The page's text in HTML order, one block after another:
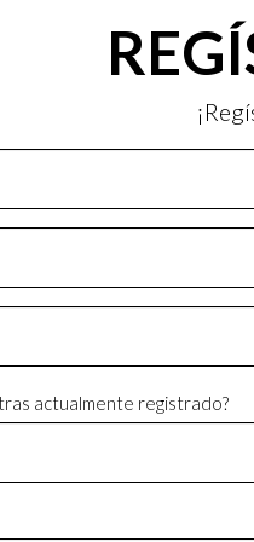
actualmente registrado?